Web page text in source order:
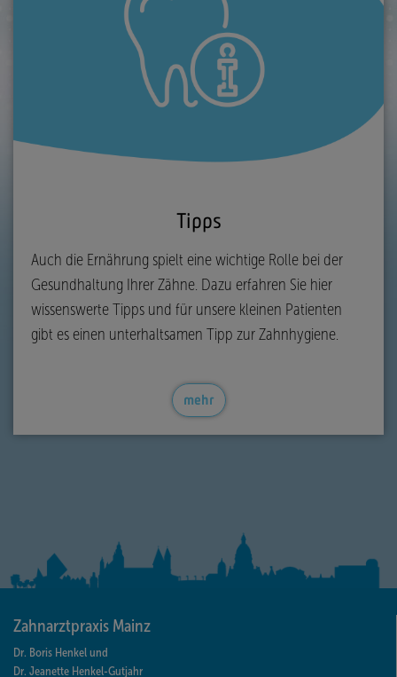
Tipps
Auch die Ernährung spielt eine wichtige Rolle bei der
Gesundhaltung Ihrer Zähne. Dazu erfahren Sie hier
wissenswerte Tipps und für unsere kleinen Patienten
gibt es einen unterhaltsamen Tipp zur Zahnhygiene.
mehr
Zahnarztpraxis Mainz
Dr. Boris Henkel und
Dr. Jeanette Henkel-Gutjahr